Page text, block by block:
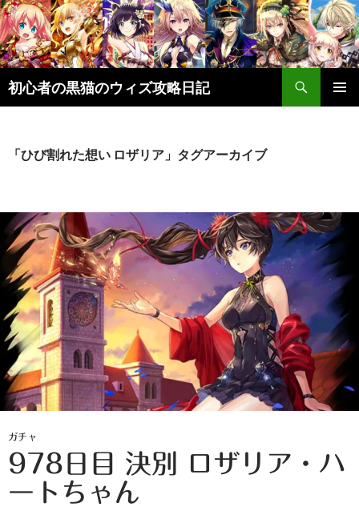
初心者の黒猫のウィズ攻略日記
検
索
ン
キ
ッ
プ
「ひび割れた想い ロザリア」タグアーカイブ
ガチャ
978日目 決別 ロザリア・ハ
ートちゃん